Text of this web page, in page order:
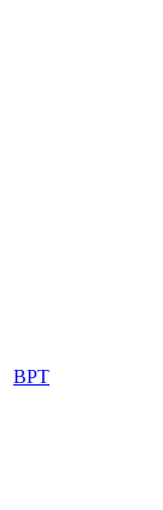
ВРТ